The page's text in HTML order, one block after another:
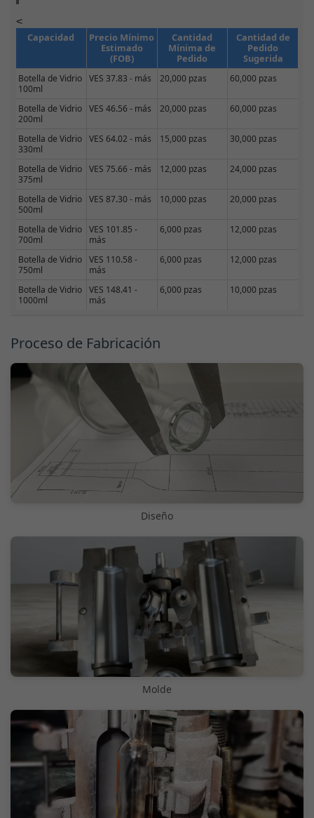
<
Capacidad
Precio Mínimo
Estimado
(FOB)
Cantidad
Mínima de
Pedido
Cantidad de
Pedido
Sugerida
Botella de Vidrio
100ml
VES 37.83 - más 20,000 pzas 60,000 pzas
Botella de Vidrio
200ml
VES 46.56 - más 20,000 pzas 60,000 pzas
Botella de Vidrio
330ml
VES 64.02 - más 15,000 pzas 30,000 pzas
Botella de Vidrio
375ml
VES 75.66 - más 12,000 pzas 24,000 pzas
Botella de Vidrio
500ml
VES 87.30 - más 10,000 pzas 20,000 pzas
Botella de Vidrio
700ml
VES 101.85 -
más
6,000 pzas 12,000 pzas
Botella de Vidrio
750ml
VES 110.58 -
más
6,000 pzas 12,000 pzas
Botella de Vidrio
1000ml
VES 148.41 -
más
6,000 pzas 10,000 pzas
Proceso de Fabricación
Diseño
Molde